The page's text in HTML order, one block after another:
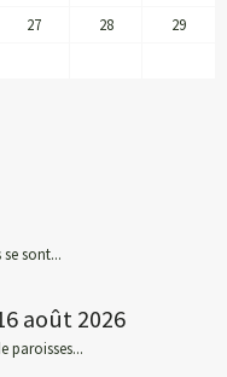
27 28
29
sont...
août 2026
paroisses...